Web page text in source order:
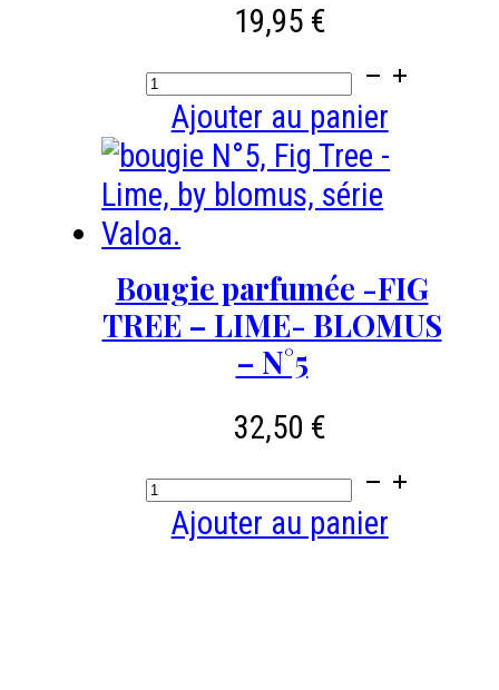
7
H
14
cm
-
noir
19,95 €
quantité
de
Bougie
parfumée
frig
tree
valoa
Ajouter au panier
Bougie parfumée -FIG
TREE – LIME- BLOMUS
– N°5
32,50 €
quantité
deAjouter au panier